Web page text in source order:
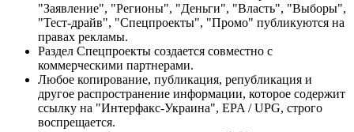
"Заявление", "Регионы", "Деньги", "Власть", "Выборы",
"Тест-драйв", "Спецпроекты", "Промо" публикуются на
правах рекламы.
Раздел Спецпроекты создается совместно с
коммерческими партнерами.
Любое копирование, публикация, републикация и
другое распространение информации, которое содержит
ссылку на "Интерфакс-Украина", EPA / UPG, строго
воспрещается.